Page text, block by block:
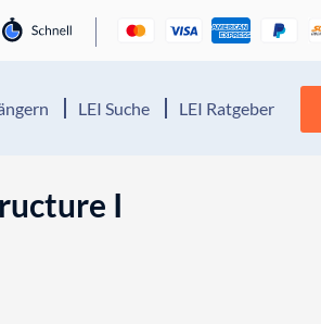
LEI Suche LEI Ratgeber
I